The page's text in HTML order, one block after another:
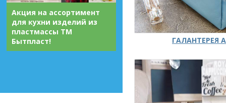
Акция на ассортимент
для кухни изделий из
пластмассы ТМ
Бытпласт!
ГАЛАНТЕРЕЯ